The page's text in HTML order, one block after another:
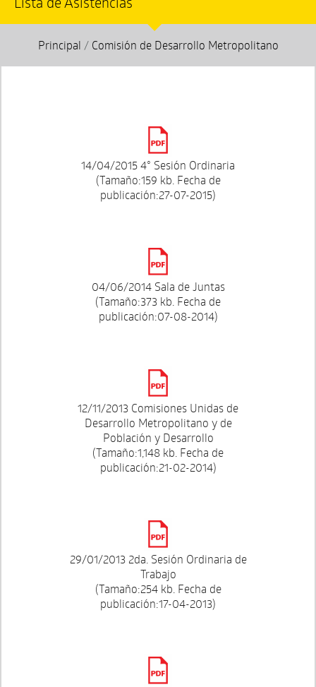
Principal / Comisión de Desarrollo Metropolitano
14/04/2015 4° Sesión Ordinaria
(Tamaño:159 kb. Fecha de
publicación:27-07-2015)
04/06/2014 Sala de Juntas
(Tamaño:373 kb. Fecha de
publicación:07-08-2014)
12/11/2013 Comisiones Unidas de
Desarrollo Metropolitano y de
Población y Desarrollo
(Tamaño:1,148 kb. Fecha de
publicación:21-02-2014)
29/01/2013 2da. Sesión Ordinaria de
Trabajo
(Tamaño:254 kb. Fecha de
publicación:17-04-2013)